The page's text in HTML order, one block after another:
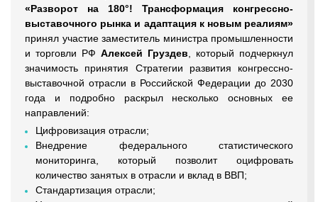
«Разворот на 180°! Трансформация конгрессно-
выставочного рынка и адаптация к новым реалиям»
принял участие заместитель министра промышленности
и торговли РФ Алексей Груздев , который подчеркнул
значимость принятия Стратегии развития конгрессно-
выставочной отрасли в Российской Федерации до 2030
года и подробно раскрыл несколько основных ее
направлений:
Цифровизация отрасли;
Внедрение федерального статистического
мониторинга, который позволит оцифровать
количество занятых в отрасли и вклад в ВВП;
Стандартизация отрасли;